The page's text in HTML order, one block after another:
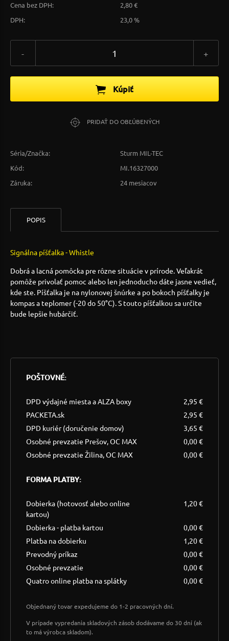
Cena bez DPH:
2,80 €
DPH:
23,0 %
- +
Kúpiť
PRIDAŤ DO OBĽÚBENÝCH
Séria/Značka:
Sturm MIL-TEC
Kód:
MI.16327000
Záruka:
24 mesiacov
POPIS
Signálna píšťalka - Whistle
Dobrá a lacná pomôcka pre rôzne situácie v prírode. Veľakrát
pomôže privolať pomoc alebo len jednoducho dáte jasne vedieť,
kde ste. Píšťalka je na nylonovej šnúrke a po bokoch píšťalky je
kompas a teplomer (-20 do 50°C). S touto píšťalkou sa určite
bude lepšie hubárčiť.
POŠTOVNÉ:
DPD výdajné miesta a ALZA boxy
2,95 €
PACKETA.sk
2,95 €
DPD kuriér (doručenie domov)
3,65 €
Osobné prevzatie Prešov, OC MAX
0,00 €
Osobné prevzatie Žilina, OC MAX
0,00 €
FORMA PLATBY:
Dobierka (hotovosť alebo online
kartou)
1,20 €
Dobierka - platba kartou
0,00 €
Platba na dobierku
1,20 €
Prevodný príkaz
0,00 €
Osobné prevzatie
0,00 €
Quatro online platba na splátky
0,00 €
Objednaný tovar expedujeme do 1-2 pracovných dní.
V prípade vypredania skladových zásob dodávame do 30 dní (ak
to má výrobca skladom).